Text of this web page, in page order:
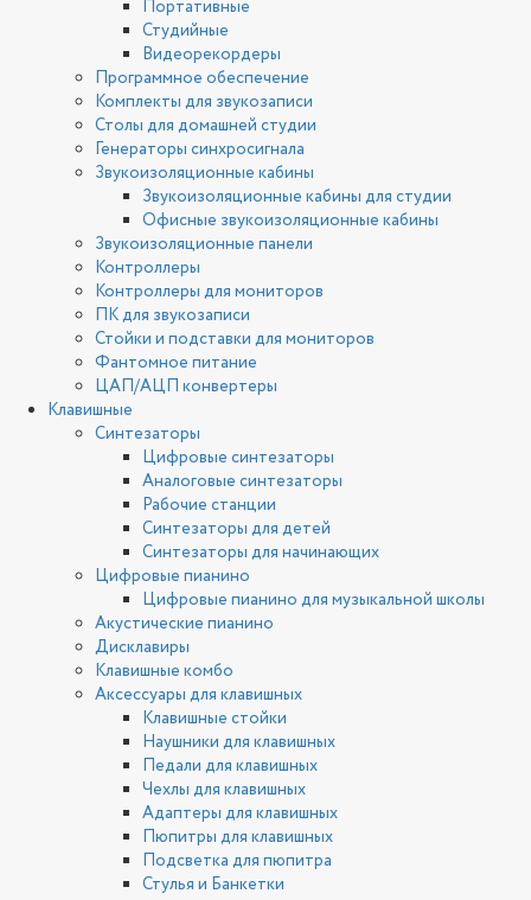
Портативные
Студийные
Видеорекордеры
Программное обеспечение
Комплекты для звукозаписи
Столы для домашней студии
Генераторы синхросигнала
Звукоизоляционные кабины
Звукоизоляционные кабины для студии
Офисные звукоизоляционные кабины
Звукоизоляционные панели
Контроллеры
Контроллеры для мониторов
ПК для звукозаписи
Стойки и подставки для мониторов
Фантомное питание
ЦАП/АЦП конвертеры
Клавишные
Синтезаторы
Цифровые синтезаторы
Аналоговые синтезаторы
Рабочие станции
Синтезаторы для детей
Синтезаторы для начинающих
Цифровые пианино
Цифровые пианино для музыкальной школы
Акустические пианино
Дисклавиры
Клавишные комбо
Аксессуары для клавишных
Клавишные стойки
Наушники для клавишных
Педали для клавишных
Чехлы для клавишных
Адаптеры для клавишных
Пюпитры для клавишных
Подсветка для пюпитра
Стулья и Банкетки